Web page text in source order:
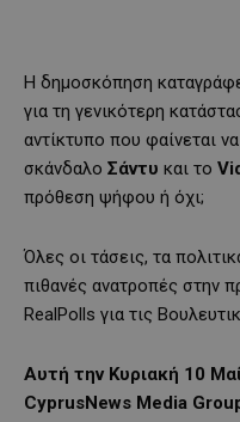
Η δημοσκόπηση
για τη γενικότερη
αντίκτυπο που φαίνεται
σκάνδαλο Σάντυ και το
πρόθεση ψήφου ή όχι;
Όλες οι τάσεις, τα
πιθανές ανατροπές στην
RealPolls για τις
Αυτή την Κυριακή 10
CyprusNews Media